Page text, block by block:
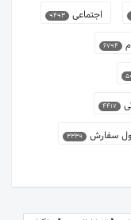
اجتماعی 9493
6794
4417
سفارش 3339